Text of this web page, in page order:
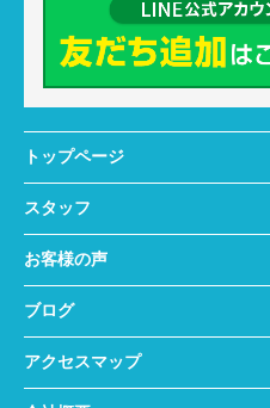
トップページ
スタッフ
お客様の声
ブログ
アクセスマップ